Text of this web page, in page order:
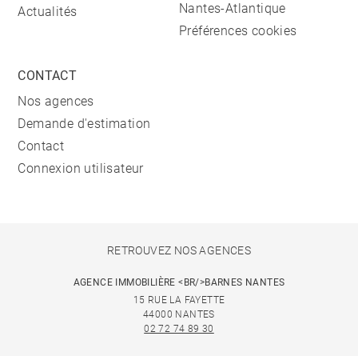
Actualités
Nantes-Atlantique
Préférences cookies
CONTACT
Nos agences
Demande d'estimation
Contact
Connexion utilisateur
RETROUVEZ NOS AGENCES
AGENCE IMMOBILIÈRE <BR/>BARNES NANTES
15 RUE LA FAYETTE
44000 NANTES
02 72 74 89 30